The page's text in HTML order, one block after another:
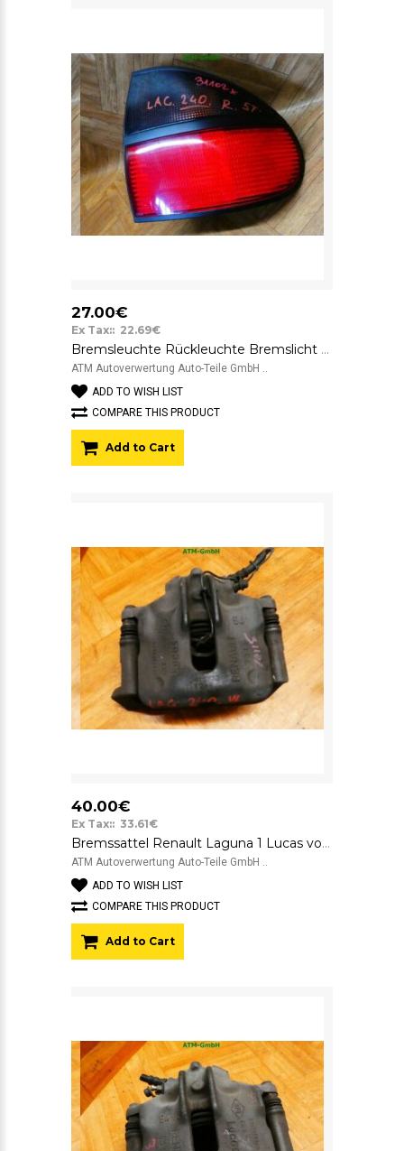
27.00€
Ex Tax:: 22.69€
Bremsleuchte Rückleuchte Bremslicht Rücklicht Renault Laguna 1 5 türig rechts
ATM Autoverwertung Auto-Teile GmbH ..
ADD TO WISH LIST
COMPARE THIS PRODUCT
Add to Cart
40.00€
Ex Tax:: 33.61€
Bremssattel Renault Laguna 1 Lucas vorne links Fahrerseite
ATM Autoverwertung Auto-Teile GmbH ..
ADD TO WISH LIST
COMPARE THIS PRODUCT
Add to Cart